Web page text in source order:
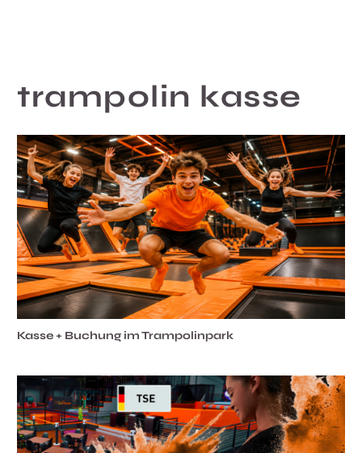
trampolin kasse
Kasse + Buchung im Trampolinpark